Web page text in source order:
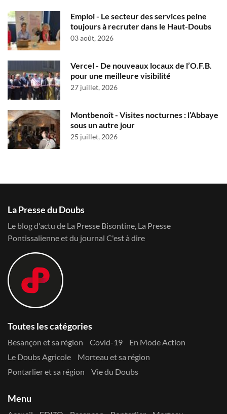
Emploi - Le secteur des services peine
toujours à recruter dans le Haut-Doubs
03 août, 2026
Vercel - De nouveaux locaux de l’O.F.B.
pour une meilleure visibilité
27 juillet, 2026
Montbenoît - Visites nocturnes : l’Abbaye
sous un autre jour
25 juillet, 2026
La Presse du Doubs
Le blog d'actu de La Presse Bisontine, La Presse
Pontissalienne et du journal C'est à dire
Toutes les catégories
Besançon et sa région Covid-19
En Mode Action
Le Doubs Agricole
Morteau et sa région
Pontarlier et sa région
Vie du Doubs
Menu